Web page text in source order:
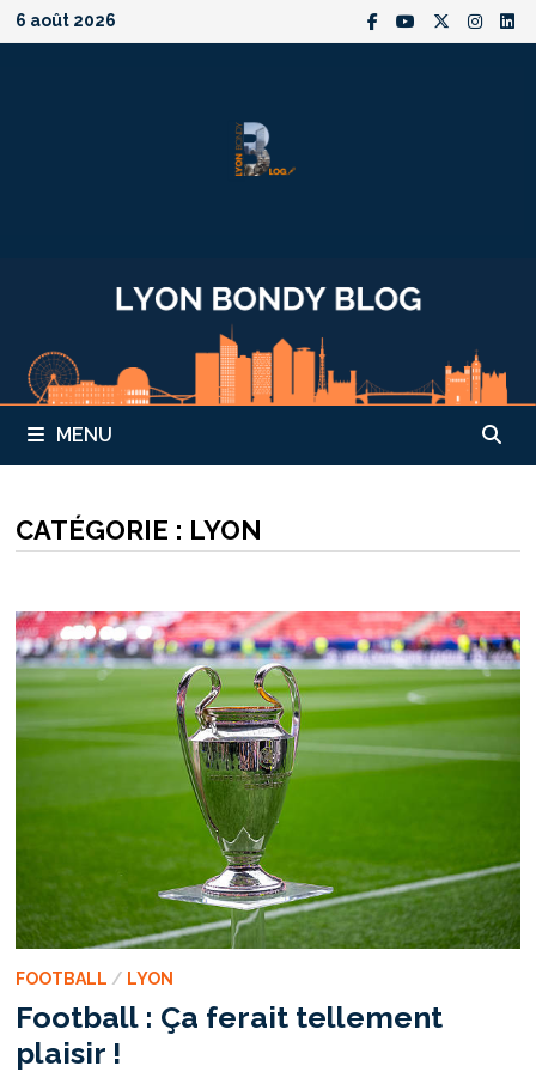
Passer
au
6 août 2026
MENU
CATÉGORIE : LYON
FOOTBALL / LYON
Football : Ça ferait tellement
plaisir !